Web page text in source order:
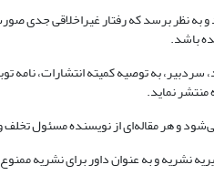
و به نظر برسد که رفتار غیراخلاقی
باشد.
به توصیه کمیته انتشارات،
نماید.